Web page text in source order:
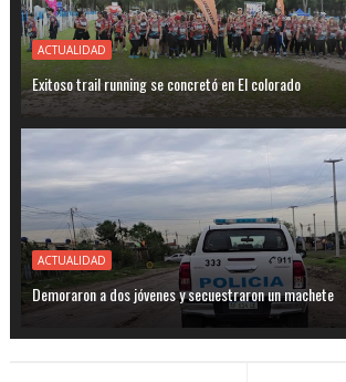
ACTUALIDAD
Exitoso trail running se concretó en El colorado
ACTUALIDAD
Demoraron a dos jóvenes y secuestraron un machete